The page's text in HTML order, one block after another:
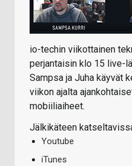
io-techin viikottainen
perjantaisin klo 15 live-
Sampsa ja Juha käyvät
viikon ajalta
mobiiliaiheet.
Jälkikäteen
Youtube
iTunes